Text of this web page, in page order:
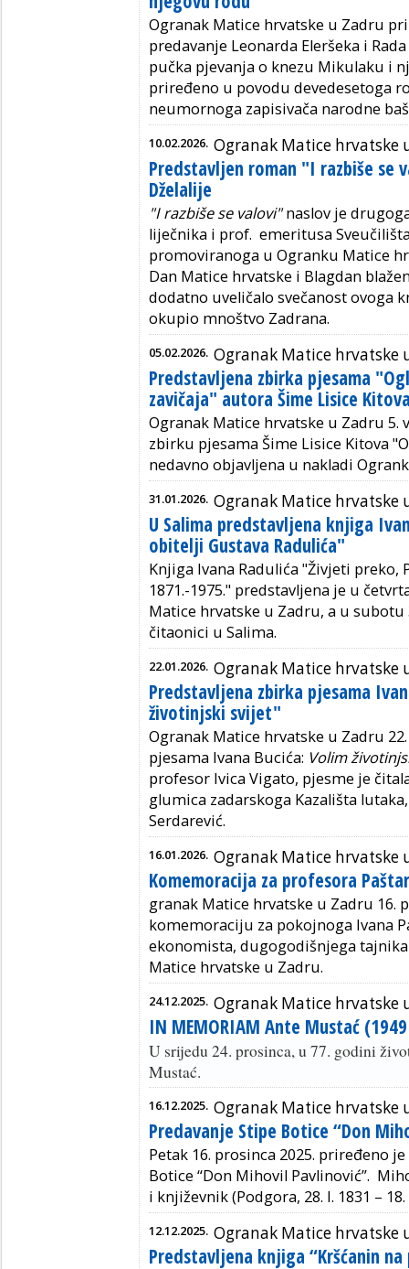
Ogranak Matice hrvatske u Zadru
predavanje Leonarda Eleršeka i
pučka pjevanja o knezu Mikulaku i
priređeno u povodu devedesetoga
neumornoga zapisivača narodne
10.02.2026. Ogranak Matice hrvatske
Predstavljen roman "I razbiše se
Dželalije
"I razbiše se valovi"naslov je
liječnika i prof. emeritusa
promoviranoga u Ogranku Matice
Dan Matice hrvatske i Blagdan
dodatno uveličalo svečanost ovoga
okupio mnoštvo Zadrana.
05.02.2026. Ogranak Matice hrvatske
Predstavljena zbirka pjesama
zavičaja" autora Šime Lisice
Ogranak Matice hrvatske u Zadru 5.
zbirku pjesama Šime Lisice Kitova
nedavno objavljena u nakladi
31.01.2026. Ogranak Matice hrvatske
U Salima predstavljena knjiga
obitelji Gustava Radulića"
Knjiga Ivana Radulića "Živjeti preko,
1871.-1975." predstavljena je u
Matice hrvatske u Zadru, a u
čitaonici u Salima.
22.01.2026. Ogranak Matice hrvatske
Predstavljena zbirka pjesama
životinjski svijet"
Ogranak Matice hrvatske u Zadru
pjesama Ivana Bucića: Volim
profesor Ivica Vigato, pjesme je
glumica zadarskoga Kazališta
Serdarević.
16.01.2026. Ogranak Matice hrvatske
Komemoracija za profesora
granak Matice hrvatske u Zadru 16.
komemoraciju za pokojnoga Ivana
ekonomista, dugogodišnjega
Matice hrvatske u Zadru.
24.12.2025. Ogranak Matice hrvatske
IN MEMORIAM Ante Mustać
U srijedu 24. prosinca, u 77. godini
Mustać.
16.12.2025. Ogranak Matice hrvatske
Predavanje Stipe Botice “Don
Petak 16. prosinca 2025. priređeno je
Botice “Don Mihovil Pavlinović”.
i književnik (Podgora, 28. I. 1831 – 18.
12.12.2025. Ogranak Matice hrvatske
Predstavljena knjiga “Kršćanin